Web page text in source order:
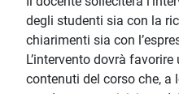
degli studenti sia con la
chiarimenti sia con
L’intervento dovrà
contenuti del corso che, a